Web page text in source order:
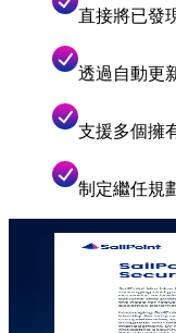
直接將已發
透過自動更
支援多個擁
制定繼任規